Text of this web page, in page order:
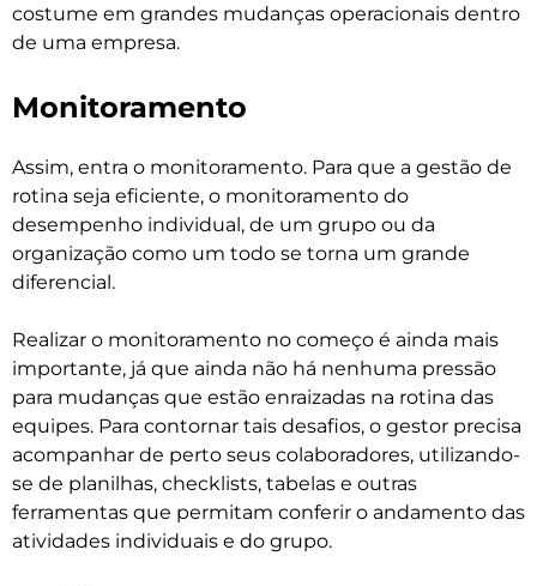
costume em grandes mudanças operacionais dentro
de uma empresa.
Monitoramento
Assim, entra o monitoramento. Para que a gestão de
rotina seja eficiente, o monitoramento do
desempenho individual, de um grupo ou da
organização como um todo se torna um grande
diferencial.
Realizar o monitoramento no começo é ainda mais
importante, já que ainda não há nenhuma pressão
para mudanças que estão enraizadas na rotina das
equipes. Para contornar tais desafios, o gestor precisa
acompanhar de perto seus colaboradores, utilizando-
se de planilhas, checklists, tabelas e outras
ferramentas que permitam conferir o andamento das
atividades individuais e do grupo.